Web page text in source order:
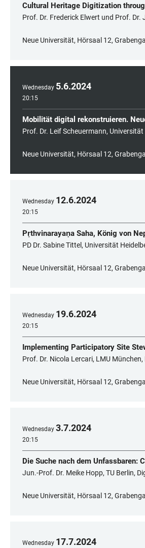
Cultural Heritage Digitization
Prof. Dr. Frederick Elwert und Prof.
Neue Universität, Hörsaal 12,
Wednesday 5.6.2024
20:15
Mobilität digital rekonstruieren.
Prof. Dr. Leif Scheuermann, Universität
Neue Universität, Hörsaal 12,
Wednesday 12.6.2024
20:15
Pṛthvinarayaṇa Saha, König von
PD Dr. Sabine Tittel, Universität
Neue Universität, Hörsaal 12,
Wednesday 19.6.2024
20:15
Implementing Participatory Site
Prof. Dr. Nicola Lercari, LMU
Neue Universität, Hörsaal 12,
Wednesday 3.7.2024
20:15
Die Suche nach dem Unfassbaren:
Jun.-Prof. Dr. Meike Hopp, TU Berlin,
Neue Universität, Hörsaal 12,
Wednesday 17.7.2024